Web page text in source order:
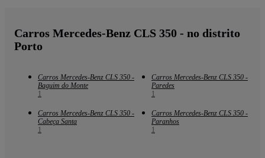
Carros Mercedes-Benz CLS 350 - no distrito
Porto
Carros Mercedes-Benz CLS 350 -
Baguim do Monte
1
Carros Mercedes-Benz CLS 350 -
Paredes
1
Carros Mercedes-Benz CLS 350 -
Cabeça Santa
1
Carros Mercedes-Benz CLS 350 -
Paranhos
1